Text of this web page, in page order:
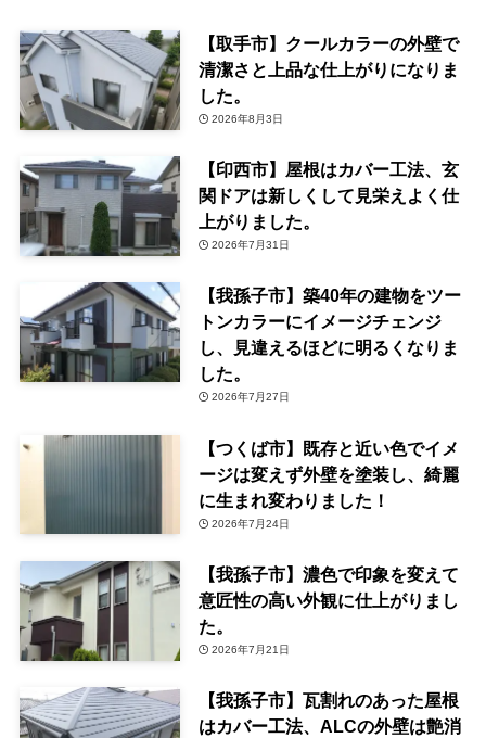
【取手市】クールカラーの外壁で
清潔さと上品な仕上がりになりま
した。
2026年8月3日
【印西市】屋根はカバー工法、玄
関ドアは新しくして見栄えよく仕
上がりました。
2026年7月31日
【我孫子市】築40年の建物をツー
トンカラーにイメージチェンジ
し、見違えるほどに明るくなりま
した。
2026年7月27日
【つくば市】既存と近い色でイメ
ージは変えず外壁を塗装し、綺麗
に生まれ変わりました！
2026年7月24日
【我孫子市】濃色で印象を変えて
意匠性の高い外観に仕上がりまし
た。
2026年7月21日
【我孫子市】瓦割れのあった屋根
はカバー工法、ALCの外壁は艶消